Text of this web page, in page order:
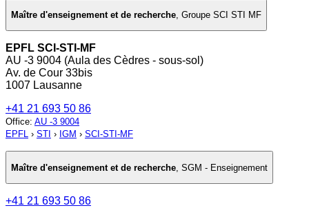
Maître d'enseignement et de recherche, Groupe SCI STI MF
EPFL SCI-STI-MF
AU -3 9004 (Aula des Cèdres - sous-sol)
Av. de Cour 33bis
1007 Lausanne
+41 21 693 50 86
Office: AU -3 9004
EPFL › STI › IGM › SCI-STI-MF
Maître d'enseignement et de recherche SGM - Enseignement
+41 21 693 50 86